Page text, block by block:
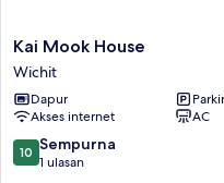
Kai
Mook
House
Wichit
Kai Mook House
Wichit
Dapur
Akses internet
AC
10.0
dari
10 Sempurna
1 ulasan